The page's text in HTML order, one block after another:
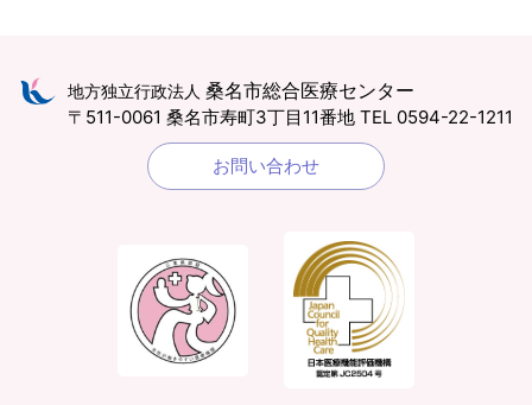
地方独立行政法人 桑名市総合医療センター
〒511-0061 桑名市寿町3丁目11番地 TEL 0594-22-1211
お問い合わせ